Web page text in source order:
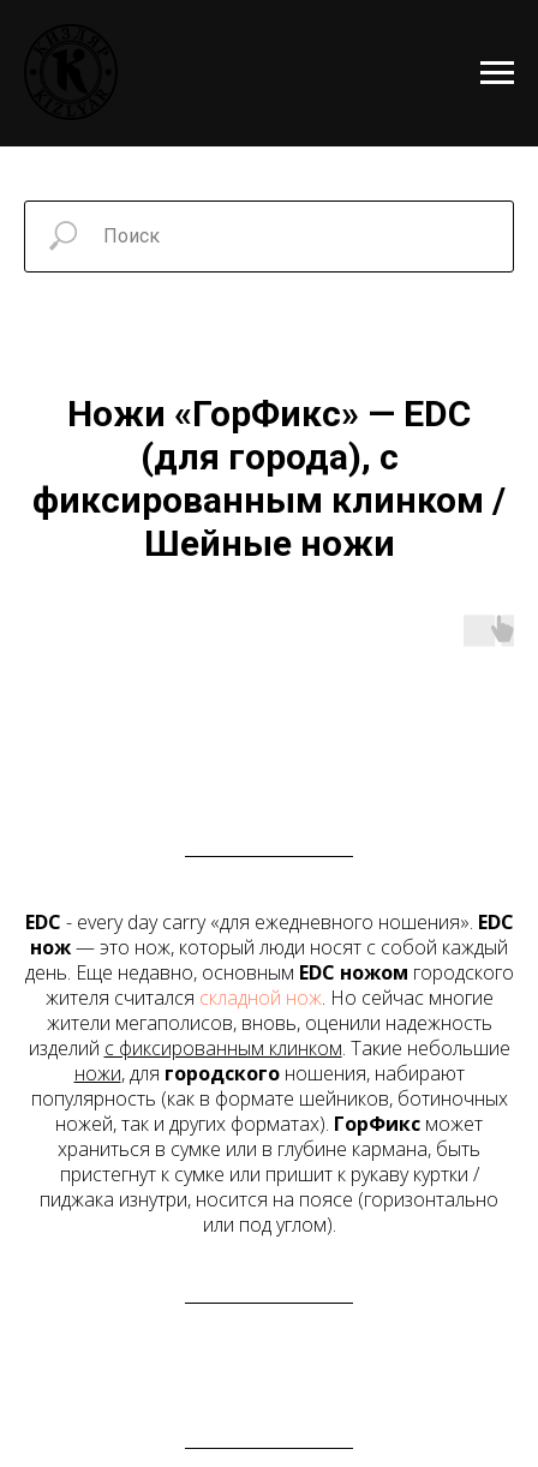
Ножи «ГорФикс» — EDC
(для города), с
фиксированным клинком /
Шейные ножи
EDC - every day carry«для ежедневного ношения». EDC
нож— это нож, который люди носят с собой каждый
день. Еще недавно, основным EDC ножом городского
жителя считался складной нож. Но сейчас многие
жители мегаполисов, вновь, оценили надежность
изделий с фиксированным клинком. Такие небольшие
ножи, для городскогоношения, набирают
популярность (как в формате шейников, ботиночных
ножей, так и других форматах). ГорФикс может
храниться в сумке или в глубине кармана, быть
пристегнут к сумке или пришит к рукаву куртки /
пиджака изнутри, носится на поясе (горизонтально
или под углом).